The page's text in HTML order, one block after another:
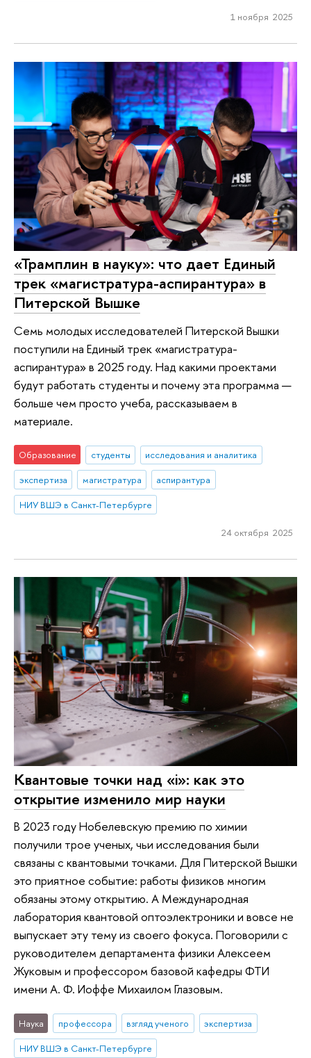
1 ноября 2025
«Трамплин в науку»: что дает Единый
трек «магистратура-аспирантура» в
Питерской Вышке
Семь молодых исследователей Питерской Вышки
поступили на Единый трек «магистратура-
аспирантура» в 2025 году. Над какими проектами
будут работать студенты и почему эта программа —
больше чем просто учеба, рассказываем в
материале.
Образование студенты
исследования и аналитика
экспертиза
магистратура
аспирантура
НИУ ВШЭ в Санкт-Петербурге
24 октября 2025
Квантовые точки над «i»: как это
открытие изменило мир науки
В 2023 году Нобелевскую премию по химии
получили трое ученых, чьи исследования были
связаны с квантовыми точками. Для Питерской Вышки
это приятное событие: работы физиков многим
обязаны этому открытию. А Международная
лаборатория квантовой оптоэлектроники и вовсе не
выпускает эту тему из своего фокуса. Поговорили с
руководителем департамента физики Алексеем
Жуковым и профессором базовой кафедры ФТИ
имени А. Ф. Иоффе Михаилом Глазовым.
Наука профессора взгляд ученого
экспертиза
НИУ ВШЭ в Санкт-Петербурге